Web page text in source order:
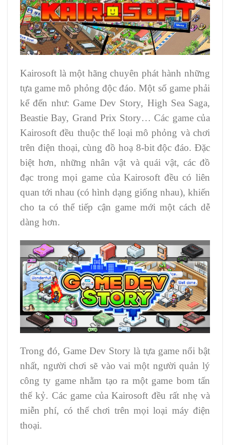
Kairosoft là một hãng chuyên phát hành những
tựa game mô phỏng độc đáo. Một số game phải
kể đến như: Game Dev Story, High Sea Saga,
Beastie Bay, Grand Prix Story… Các game của
Kairosoft đều thuộc thể loại mô phỏng và chơi
trên điện thoại, cùng đồ hoạ 8-bit độc đáo. Đặc
biệt hơn, những nhân vật và quái vật, các đồ
đạc trong mọi game của Kairosoft đều có liên
quan tới nhau (có hình dạng giống nhau), khiến
cho ta có thể tiếp cận game mới một cách dễ
dàng hơn.
Trong đó, Game Dev Story là tựa game nổi bật
nhất, người chơi sẽ vào vai một người quản lý
công ty game nhằm tạo ra một game bom tấn
thế kỷ. Các game của Kairosoft đều rất nhẹ và
miễn phí, có thể chơi trên mọi loại máy điện
thoại.